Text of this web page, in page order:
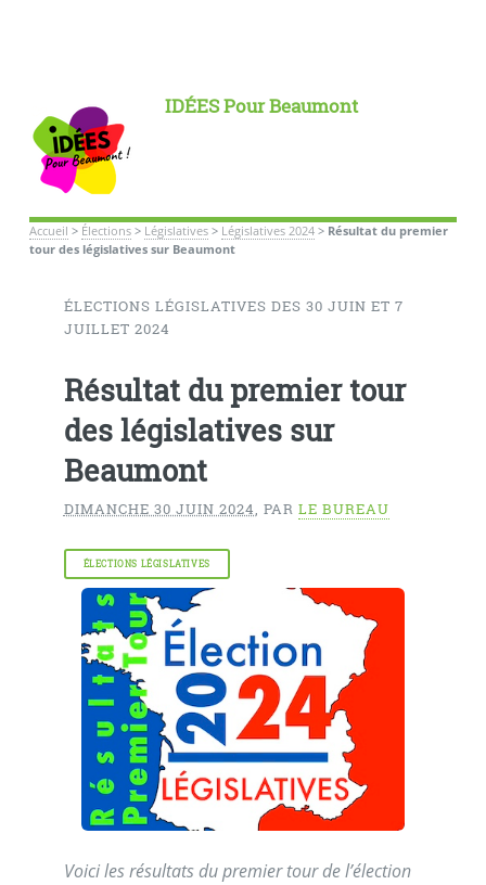
IDÉES Pour Beaumont
Accueil > Élections> Législatives> Législatives 2024> Résultat du premier
tour des législatives sur Beaumont
ÉLECTIONS LÉGISLATIVES DES 30 JUIN ET 7
JUILLET 2024
Résultat du premier tour
des législatives sur
Beaumont
DIMANCHE 30 JUIN 2024, PAR LE BUREAU
ÉLECTIONS LÉGISLATIVES
Voici les résultats du premier tour de l’élection